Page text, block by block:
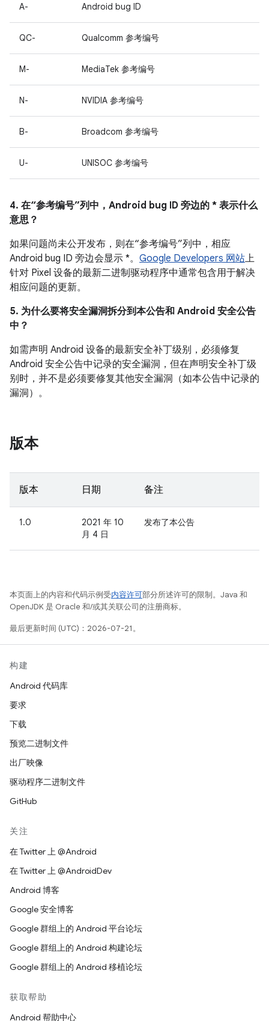
A- Android bug ID
QC- Qualcomm 参考编号
M- MediaTek 参考编号
N- NVIDIA 参考编号
B- Broadcom 参考编号
U- UNISOC 参考编号
4. 在“参考编号”列中，Android bug ID 旁边的 * 表示什么
意思？
如果问题尚未公开发布，则在“参考编号”列中，相应
Android bug ID 旁边会显示 *。 Google Developers 网站上
针对 Pixel 设备的最新二进制驱动程序中通常包含用于解决
相应问题的更新。
5. 为什么要将安全漏洞拆分到本公告和 Android 安全公告
中？
如需声明 Android 设备的最新安全补丁级别，必须修复
Android 安全公告中记录的安全漏洞，但在声明安全补丁级
别时，并不是必须要修复其他安全漏洞（如本公告中记录的
漏洞）。
版本
版本 日期 备注
1.0
2021 年 10
月 4 日
发布了本公告
本页面上的内容和代码示例受内容许可部分所述许可的限制。Java 和
OpenJDK 是 Oracle 和/或其关联公司的注册商标。
最后更新时间 (UTC)：2026-07-21。
构建
Android 代码库
要求
下载
预览二进制文件
出厂映像
驱动程序二进制文件
GitHub
关注
在 Twitter 上 @Android
在 Twitter 上 @AndroidDev
Android 博客
Google 安全博客
Google 群组上的 Android 平台论坛
Google 群组上的 Android 构建论坛
Google 群组上的 Android 移植论坛
获取帮助
Android 帮助中心